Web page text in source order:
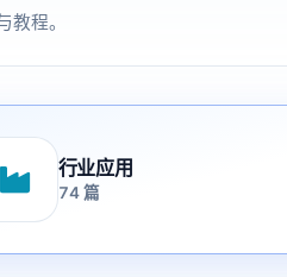
程。
行业应用
74 篇